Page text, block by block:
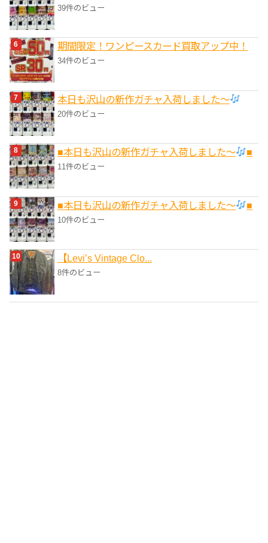
39件のビュー
期間限定！ワンピースカード買取アップ中！
34件のビュー
本日も沢山の新作ガチャ入荷しました〜
20件のビュー
■本日も沢山の新作ガチャ入荷しました〜 ■
11件のビュー
■本日も沢山の新作ガチャ入荷しました〜 ■
10件のビュー
【Levi’s Vintage Clo...
8件のビュー